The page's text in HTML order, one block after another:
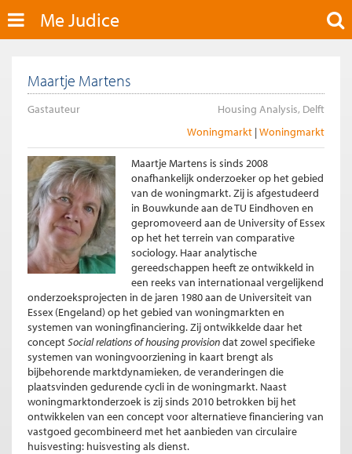
Me Judice
Maartje Martens
Gastauteur
Housing Analysis, Delft
Woningmarkt Woningmarkt
Maartje Martens is sinds 2008
onafhankelijk onderzoeker op het gebied
van de woningmarkt. Zij is afgestudeerd
in Bouwkunde aan de TU Eindhoven en
gepromoveerd aan de University of Essex
op het het terrein van comparative
sociology. Haar analytische
gereedschappen heeft ze ontwikkeld in
een reeks van internationaal vergelijkend
onderzoeksprojecten in de jaren 1980 aan de Universiteit van
Essex (Engeland) op het gebied van woningmarkten en
systemen van woningfinanciering. Zij ontwikkelde daar het
conceptSocial relations of housing provisiondat zowel specifieke
systemen van woningvoorziening in kaart brengt als
bijbehorende marktdynamieken, de veranderingen die
plaatsvinden gedurende cycli in de woningmarkt. Naast
woningmarktonderzoek is zij sinds 2010 betrokken bij het
ontwikkelen van een concept voor alternatieve financiering van
vastgoed gecombineerd met het aanbieden van circulaire
huisvesting: huisvesting als dienst.